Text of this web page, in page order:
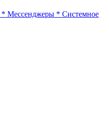
* Мессенджеры * Системное